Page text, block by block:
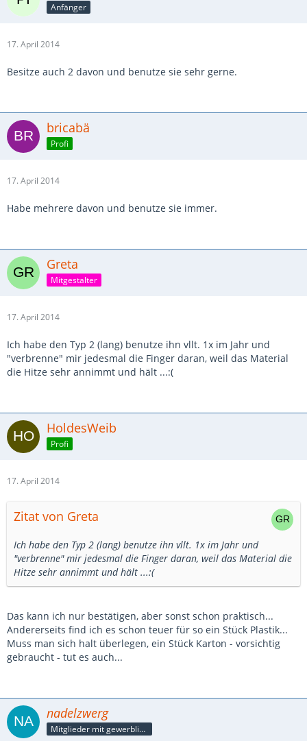
Anfänger
17. April 2014
Besitze auch 2 davon und benutze sie sehr gerne.
bricabä
Profi
17. April 2014
Habe mehrere davon und benutze sie immer.
Greta
Mitgestalter
17. April 2014
Ich habe den Typ 2 (lang) benutze ihn vllt. 1x im Jahr und
"verbrenne" mir jedesmal die Finger daran, weil das Material
die Hitze sehr annimmt und hält ...:(
HoldesWeib
Profi
17. April 2014
Zitat von Greta
Ich habe den Typ 2 (lang) benutze ihn vllt. 1x im Jahr und
"verbrenne" mir jedesmal die Finger daran, weil das Material die
Hitze sehr annimmt und hält ...:(
Das kann ich nur bestätigen, aber sonst schon praktisch...
Andererseits find ich es schon teuer für so ein Stück Plastik...
Muss man sich halt überlegen, ein Stück Karton - vorsichtig
gebraucht - tut es auch...
nadelzwerg
Mitglieder mit gewerblicher Verbindung, auch als Mitarbeiter/in